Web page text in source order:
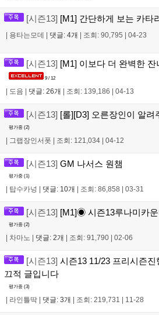
[시즌13] [M1] 간단하게 보는 카타
| 용타는모데 | 댓글: 4개 | 조회: 90,795 | 04-23
[시즌13] [M1] 이보다 더 완벽한
9 / 12
도음 댓글: 26개 조회: 139,186 04-13
[시즌13] [롤][D3] 오른장인이 알려
평가중 (2)
| 그랩장인서폿 | 조회: 121,034 | 04-12
[시즌13] GM 나서스 원챔
평가중 (1)
탑수카넝 댓글: 10개 조회: 86,858 03-31
[시즌13] [M1]◉ 시즌13루나미카
평가중 (2)
차마노 댓글: 2개 조회: 91,790 02-06
[시즌13] 시즌13 11/23 프리시즌
끄적 글입니다
평가중 (3)
| 라인틀딱 | 댓글: 3개 | 조회: 219,731 | 11-28